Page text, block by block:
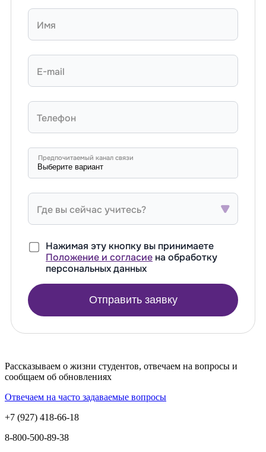
Имя
E-mail
Телефон
Предпочитаемый канал связи
Где вы сейчас учитесь?
Нажимая эту кнопку вы принимаете
Положение и согласие на обработку
персональных данных
Отправить заявку
Рассказываем о жизни студентов, отвечаем на вопросы и
сообщаем об обновлениях
Отвечаем на часто задаваемые вопросы
+7 (927) 418-66-18
8-800-500-89-38